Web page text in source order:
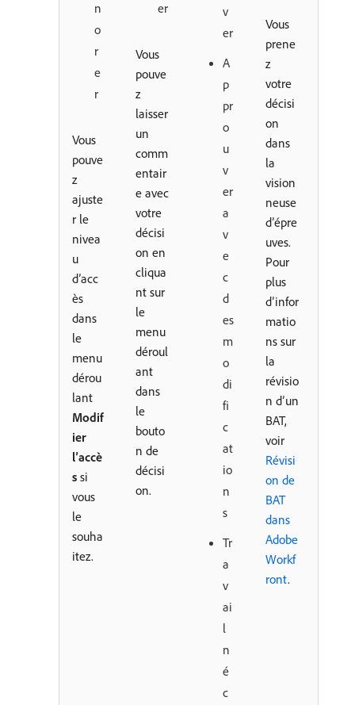
n
o
r
e
r
Vous
pouve
z
ajuste
r le
nivea
u
d’acc
ès
dans
le
menu
dérou
lant
Modif
ier
l’accè
s si
vous
le
souha
itez.
er
Vous
pouve
z
laisser
un
comm
entair
e avec
votre
décisi
on en
cliqua
nt sur
le
menu
déroul
ant
dans
le
bouto
n de
décisi
on.
v
er
A
p
pr
o
u
v
er
a
v
e
c
d
es
m
o
di
fi
c
at
io
n
s
Tr
a
v
ai
l
n
é
c
Vous
prene
z
votre
décisi
on
dans
la
vision
neuse
d’épre
uves.
Pour
plus
d’infor
matio
ns sur
la
révisio
n d’un
BAT,
voir
Révisi
on de
BAT
dans
Adobe
Workf
ront.